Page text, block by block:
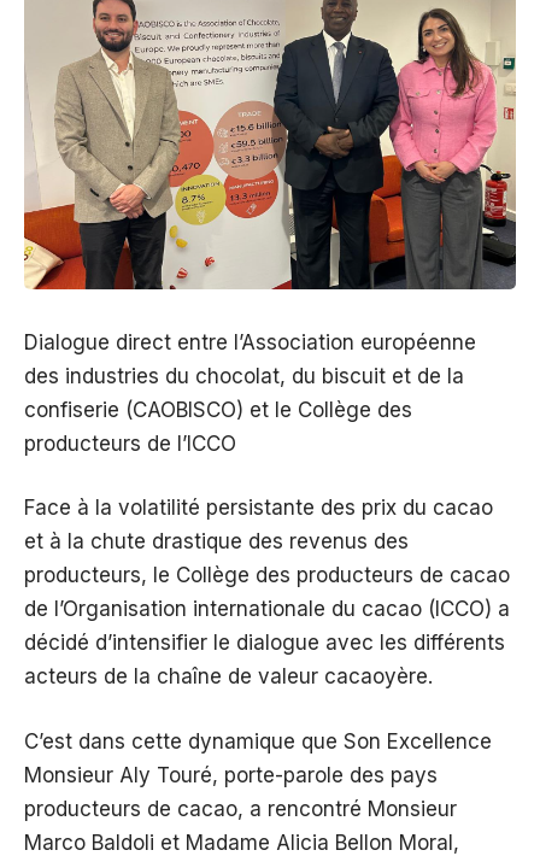
Dialogue direct entre l’Association européenne
des industries du chocolat, du biscuit et de la
confiserie (CAOBISCO) et le Collège des
producteurs de l’ICCO
Face à la volatilité persistante des prix du cacao
et à la chute drastique des revenus des
producteurs, le Collège des producteurs de cacao
de l’Organisation internationale du cacao (ICCO) a
décidé d’intensifier le dialogue avec les différents
acteurs de la chaîne de valeur cacaoyère.
C’est dans cette dynamique que Son Excellence
Monsieur Aly Touré, porte-parole des pays
producteurs de cacao, a rencontré Monsieur
Marco Baldoli et Madame Alicia Bellon Moral,